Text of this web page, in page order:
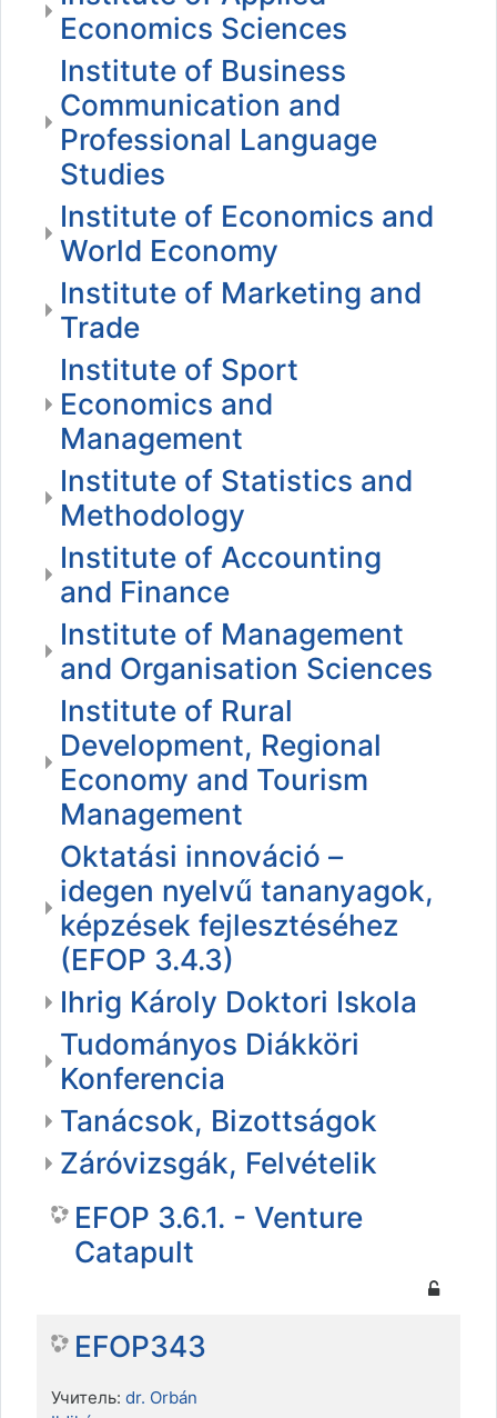
Economics Sciences
Institute of Business
Communication and
Professional Language
Studies
Institute of Economics and
World Economy
Institute of Marketing and
Trade
Institute of Sport
Economics and
Management
Institute of Statistics and
Methodology
Institute of Accounting
and Finance
Institute of Management
and Organisation Sciences
Institute of Rural
Development, Regional
Economy and Tourism
Management
Oktatási innováció –
idegen nyelvű tananyagok,
képzések fejlesztéséhez
(EFOP 3.4.3)
Ihrig Károly Doktori Iskola
Tudományos Diákköri
Konferencia
Tanácsok, Bizottságok
Záróvizsgák, Felvételik
EFOP 3.6.1. - Venture
Catapult
EFOP343
Учитель: dr. Orbán